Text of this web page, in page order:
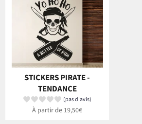
STICKERS PIRATE -
TENDANCE
(pas d'avis)
À partir de 19,50€